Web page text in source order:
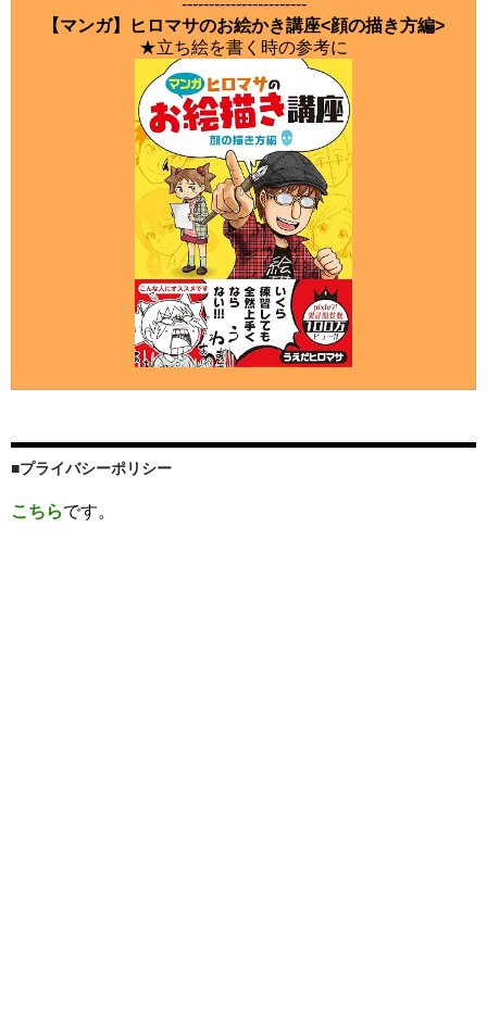
-----------------------
【マンガ】ヒロマサのお絵かき講座<顔の描き方編>
★立ち絵を書く時の参考に
■プライバシーポリシー
こちらです。